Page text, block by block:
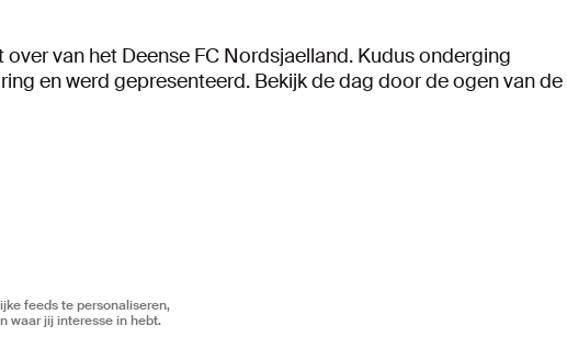
van het Deense FC Nordsjaelland. Kudus onderging
en werd gepresenteerd. Bekijk de dag door de ogen van de
feeds te personaliseren,
waar jij interesse in hebt.